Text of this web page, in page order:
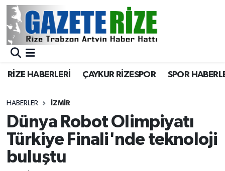
RİZE HABERLERİ ÇAYKUR RİZESPOR SPOR
HABERLER İZMIR
Dünya Robot Olimpiyatı
Türkiye Finali'nde teknoloji
buluştu
BÖLGEMİZ
Asayiş
Rize Jandarma Komutanlığı
Bilim Teknoloji
Bölge
Merkez Nöbetçi Eczaneler
Merkez Trafik Yoğunluk Haritası
Süper Lig Puan Durumu ve Fikstür
Tüm Manşetler
Son Dakika Haberleri